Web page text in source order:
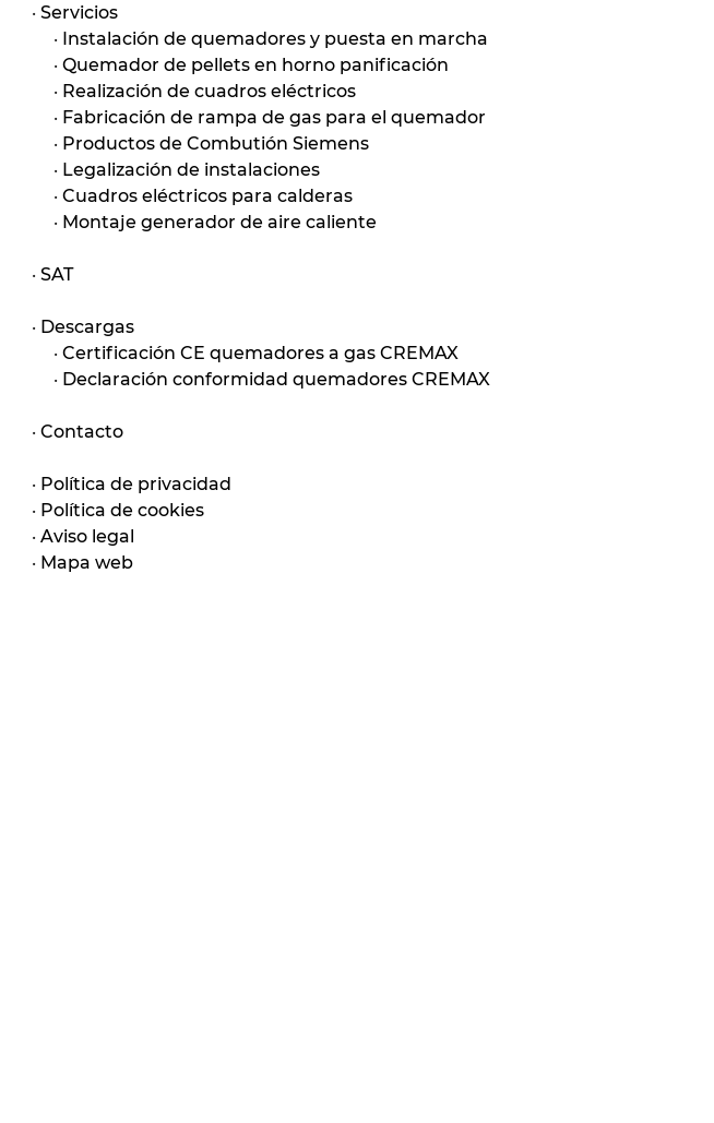
·Servicios
· Instalación de quemadores y puesta en marcha
·Quemador de pellets en horno panificación
· Realización de cuadros eléctricos
· Fabricación de rampa de gas para el quemador
· Productos de Combutión Siemens
· Legalización de instalaciones
·Cuadros eléctricos para calderas
· Montaje generador de aire caliente
·SAT
· Descargas
·Certificación CE quemadores a gas CREMAX
· Declaración conformidad quemadores CREMAX
·Contacto
· Política de privacidad
· Política de cookies
·Aviso legal
· Mapa web